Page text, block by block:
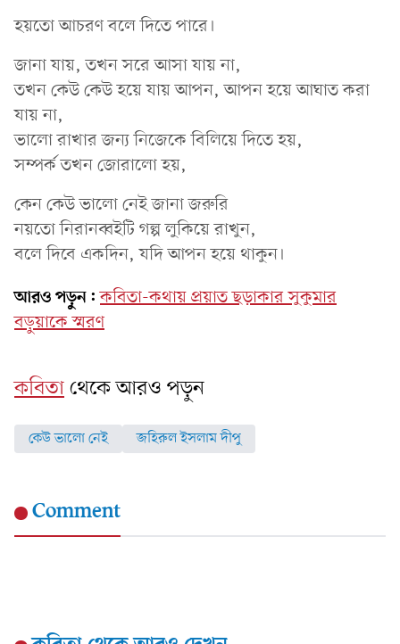
হয়তো আচরণ বলে দিতে পারে।
জানা যায়, তখন সরে আসা যায় না,
তখন কেউ কেউ হয়ে যায় আপন, আপন হয়ে আঘাত করা
যায় না,
ভালো রাখার জন্য নিজেকে বিলিয়ে দিতে হয়,
সম্পর্ক তখন জোরালো হয়,
কেন কেউ ভালো নেই জানা জরুরি
নয়তো নিরানব্বইটি গল্প লুকিয়ে রাখুন,
বলে দিবে একদিন, যদি আপন হয়ে থাকুন।
আরও পড়ুন: কবিতা-কথায় প্রয়াত ছড়াকার সুকুমার
বড়ুয়াকে স্মরণ
কবিতাথেকে আরও পড়ুন
কেউ ভালো নেই জহিরুল ইসলাম দীপু
Comment